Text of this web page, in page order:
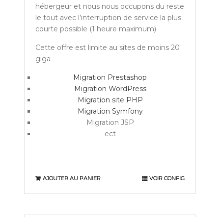
hébergeur et nous nous occupons du reste
le tout avec l’interruption de service la plus
courte possible (1 heure maximum)
Cette offre est limite au sites de moins 20
giga
Migration Prestashop
Migration WordPress
Migration site PHP
Migration Symfony
Migration JSP
ect
AJOUTER AU PANIER VOIR CONFIG